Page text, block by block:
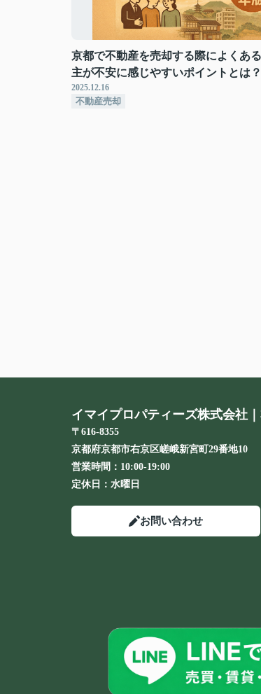
京都で不動産を売却する際によくあ
主が不安に感じやすいポイントとは？
2025.12.16
不動産売却
イマイプロパティーズ株式会社
〒616-8355
京都府京都市右京区嵯峨新宮町29番地10
営業時間： 10:00-19:00
定休日： 水曜日
お問い合わせ